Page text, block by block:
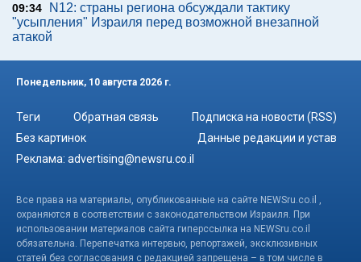
09:34
N12: страны региона обсуждали тактику
"усыпления" Израиля перед возможной внезапной
атакой
Понедельник, 10 августа 2026 г.
Теги Обратная связь
Подписка на новости (RSS)
Без картинок
Данные редакции и устав
Реклама: advertising@newsru.co.il
Все права на материалы, опубликованные на сайте NEWSru.co.il ,
охраняются в соответствии с законодательством Израиля. При
использовании материалов сайта гиперссылка на NEWSru.co.il
обязательна. Перепечатка интервью, репортажей, эксклюзивных
статей без согласования с редакцией запрещена – в том числе в